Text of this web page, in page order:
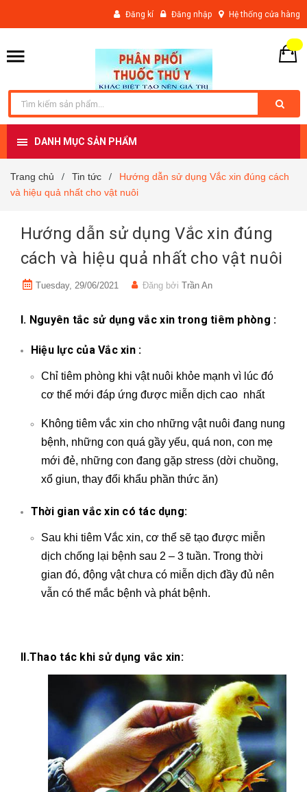
Đăng kí Đăng nhập Hệ thống cửa hàng
DANH MỤC SẢN PHẨM
Trang chủ / Tin tức /
Hướng dẫn sử dụng Vắc xin đúng cách
và hiệu quả nhất cho vật nuôi
Hướng dẫn sử dụng Vắc xin đúng
cách và hiệu quả nhất cho vật nuôi
Tuesday, 29/06/2021 Đăng bởi Trần An
I. Nguyên tắc sử dụng vắc xin trong tiêm phòng :
Hiệu lực của Vắc xin :
Chỉ tiêm phòng khi vật nuôi khỏe mạnh vì lúc đó
cơ thể mới đáp ứng được miễn dịch cao nhất
Không tiêm vắc xin cho những vật nuôi đang nung
bệnh, những con quá gầy yếu, quá non, con mẹ
mới đẻ, những con đang gặp stress (dời chuồng,
xổ giun, thay đổi khẩu phần thức ăn)
Thời gian vắc xin có tác dụng:
Sau khi tiêm Vắc xin, cơ thể sẽ tạo được miễn
dịch chống lại bệnh sau 2 – 3 tuần. Trong thời
gian đó, động vật chưa có miễn dịch đầy đủ nên
vẫn có thể mắc bệnh và phát bệnh.
II.Thao tác khi sử dụng vắc xin: